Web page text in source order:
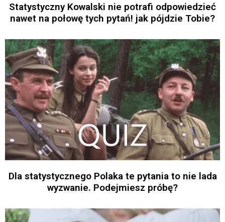
Statystyczny Kowalski nie potrafi odpowiedzieć
nawet na połowę tych pytań! jak pójdzie Tobie?
Dla statystycznego Polaka te pytania to nie lada
wyzwanie. Podejmiesz próbę?